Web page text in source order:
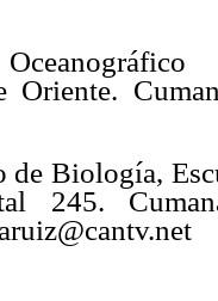
Oriente.
de Biología,
245.